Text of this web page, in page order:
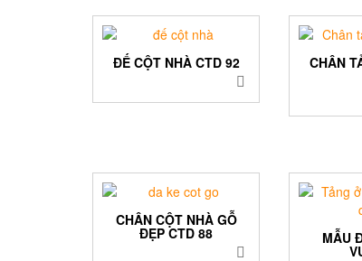
ĐẾ CỘT NHÀ CTD 92 CHÂN
CHÂN CỘT NHÀ GỖ
ĐẸP CTD 88 MẪU